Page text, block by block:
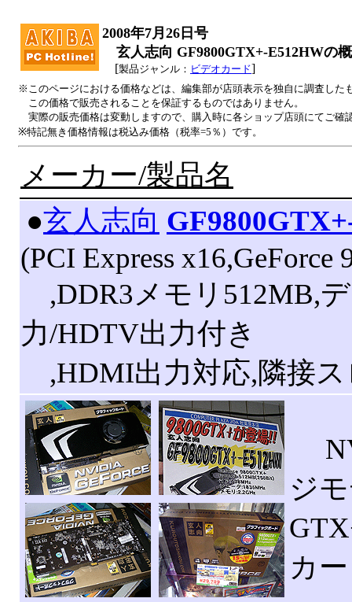
2008年7月26日号
玄人志向 GF9800GTX+-E512HWの
[製品ジャンル： ビデオカード]
※このページにおける価格などは、編集部が店頭表示を独自に調査した
この価格で販売されることを保証するものではありません。
実際の販売価格は変動しますので、購入時に各ショップ店頭にてご確
※特記無き価格情報は税込み価格（税率=5％）です。
メーカー/製品名
●玄人志向
(PCI Express x16,GeForce
,DDR3メモリ512MB,
力/HDTV出力付き
,HDMI出力対応,隣接ス
ジ
カ